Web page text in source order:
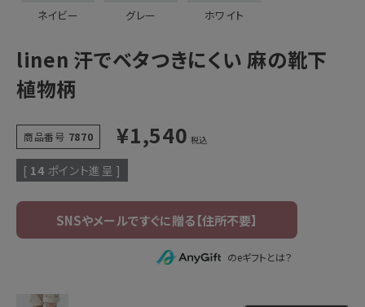
ネイビー グレー ホワイト
linen 汗でベタつきにくい 麻の靴下
植物柄
商品番号 7870 ¥1,540 税込
[ 14 ポイント進呈 ]
のeギフトとは？